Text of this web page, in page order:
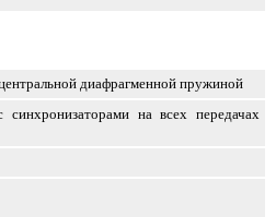
диафрагменной пружиной
синхронизаторами на всех передачах